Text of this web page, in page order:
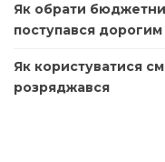
Як обрати
поступався
Як користуватися
розряджався